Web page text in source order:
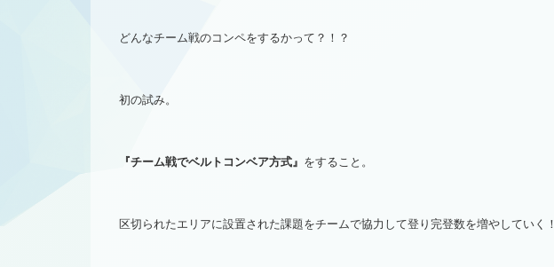
どんなチーム戦のコンペをするかって？！？
初の試み。
『チーム戦でベルトコンベア方式』 をすること。
区切られたエリアに設置された課題をチームで協力して登り完登数を増やしていく！